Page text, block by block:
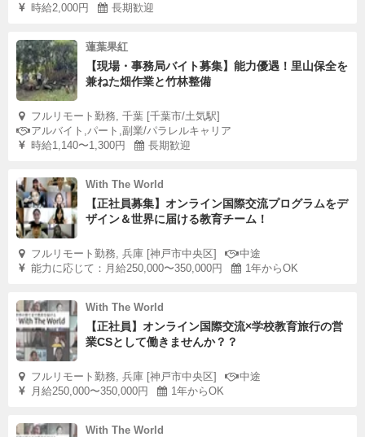
時給2,000円
長期歓迎
蓮葉果紅
【現場・事務局バイト募集】能力優遇！里山保全を
兼ねた畑作業と竹林整備
フルリモート勤務, 千葉 [千葉市/土気駅]
アルバイト,パート,副業/パラレルキャリア
時給1,140〜1,300円
長期歓迎
With The World
【正社員募集】オンライン国際交流プログラムをデ
ザイン＆世界に届ける教育チーム！
フルリモート勤務, 兵庫 [神戸市中央区]
中途
能力に応じて：月給250,000〜350,000円
1年からOK
With The World
【正社員】オンライン国際交流×学校教育旅行の営
業CSとして働きませんか？？
フルリモート勤務, 兵庫 [神戸市中央区]
中途
月給250,000〜350,000円
1年からOK
With The World